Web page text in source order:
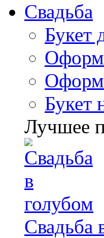
Свадьба
Букет
Букет
Лучшее
Свадьба